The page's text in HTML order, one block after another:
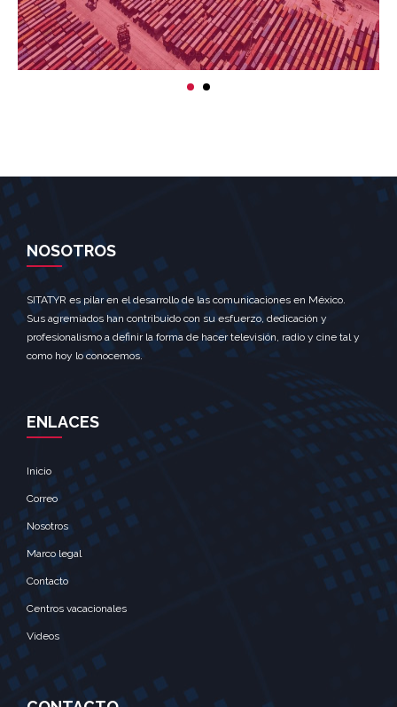
NOSOTROS
SITATYR es pilar en el desarrollo de las comunicaciones en México.
Sus agremiados han contribuido con su esfuerzo, dedicación y
profesionalismo a definir la forma de hacer televisión, radio y cine tal y
como hoy lo conocemos.
ENLACES
Inicio
Correo
Nosotros
Marco legal
Contacto
Centros vacacionales
Videos